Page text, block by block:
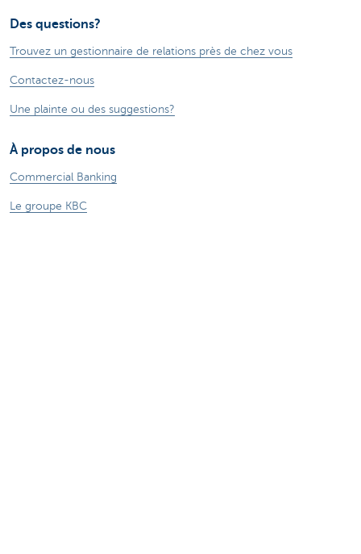
Des questions?
Trouvez un gestionnaire de relations près de chez vous
Contactez-nous
Une plainte ou des suggestions?
À propos de nous
Commercial Banking
Le groupe KBC